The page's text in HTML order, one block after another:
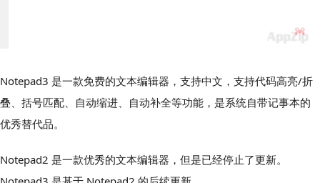
Notepad3 是一款免费的文本编辑器，支持中文，支持代码高亮/折
叠、括号匹配、自动缩进、自动补全等功能，是系统自带记事本的
优秀替代品。
Notepad2 是一款优秀的文本编辑器，但是已经停止了更新。